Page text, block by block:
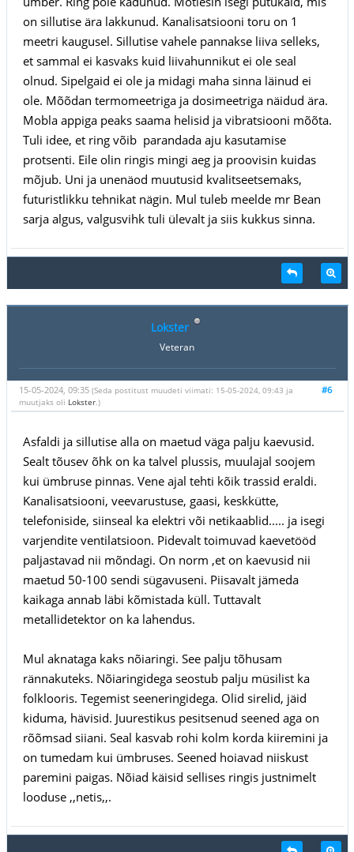
on sillutise ära lakkunud. Kanalisatsiooni toru on 1
meetri kaugusel. Sillutise vahele pannakse liiva selleks,
et sammal ei kasvaks kuid liivahunnikut ei ole seal
olnud. Sipelgaid ei ole ja midagi maha sinna läinud ei
ole. Mõõdan termomeetriga ja dosimeetriga näidud ära.
Mobla appiga peaks saama helisid ja vibratsiooni mõõta.
Tuli idee, et ring võib parandada aju kasutamise
protsenti. Eile olin ringis mingi aeg ja proovisin kuidas
mõjub. Uni ja unenäod muutusid kvalitseetsemaks,
futuristlikku tehnikat nägin. Mul tuleb meelde mr Bean
sarja algus, valgusvihk tuli ülevalt ja siis kukkus sinna.
Lokster
Veteran
#6
15-05-2024, 09:35 (Seda postitust muudeti viimati: 15-05-2024, 09:43 ja
muutjaks oli Lokster.)
Asfaldi ja sillutise alla on maetud väga palju kaevusid.
Sealt tõusev õhk on ka talvel plussis, muulajal soojem
kui ümbruse pinnas. Vene ajal tehti kõik trassid eraldi.
Kanalisatsiooni, veevarustuse, gaasi, keskkütte,
telefoniside, siinseal ka elektri või netikaablid..... ja isegi
varjendite ventilatsioon. Pidevalt toimuvad kaevetööd
paljastavad nii mõndagi. On norm ,et on kaevusid nii
maetud 50-100 sendi sügavuseni. Piisavalt jämeda
kaikaga annab läbi kõmistada küll. Tuttavalt
metallidetektor on ka lahendus.
Mul aknataga kaks nõiaringi. See palju tõhusam
rännakuteks. Nõiaringidega seostub palju müsilist ka
folklooris. Tegemist seeneringidega. Olid sirelid, jäid
kiduma, hävisid. Juurestikus pesitsenud seened aga on
rõõmsad siiani. Seal kasvab rohi kolm korda kiiremini ja
on tumedam kui ümbruses. Seened hoiavad niiskust
paremini paigas. Nõiad käisid sellises ringis justnimelt
looduse ,,netis,,.